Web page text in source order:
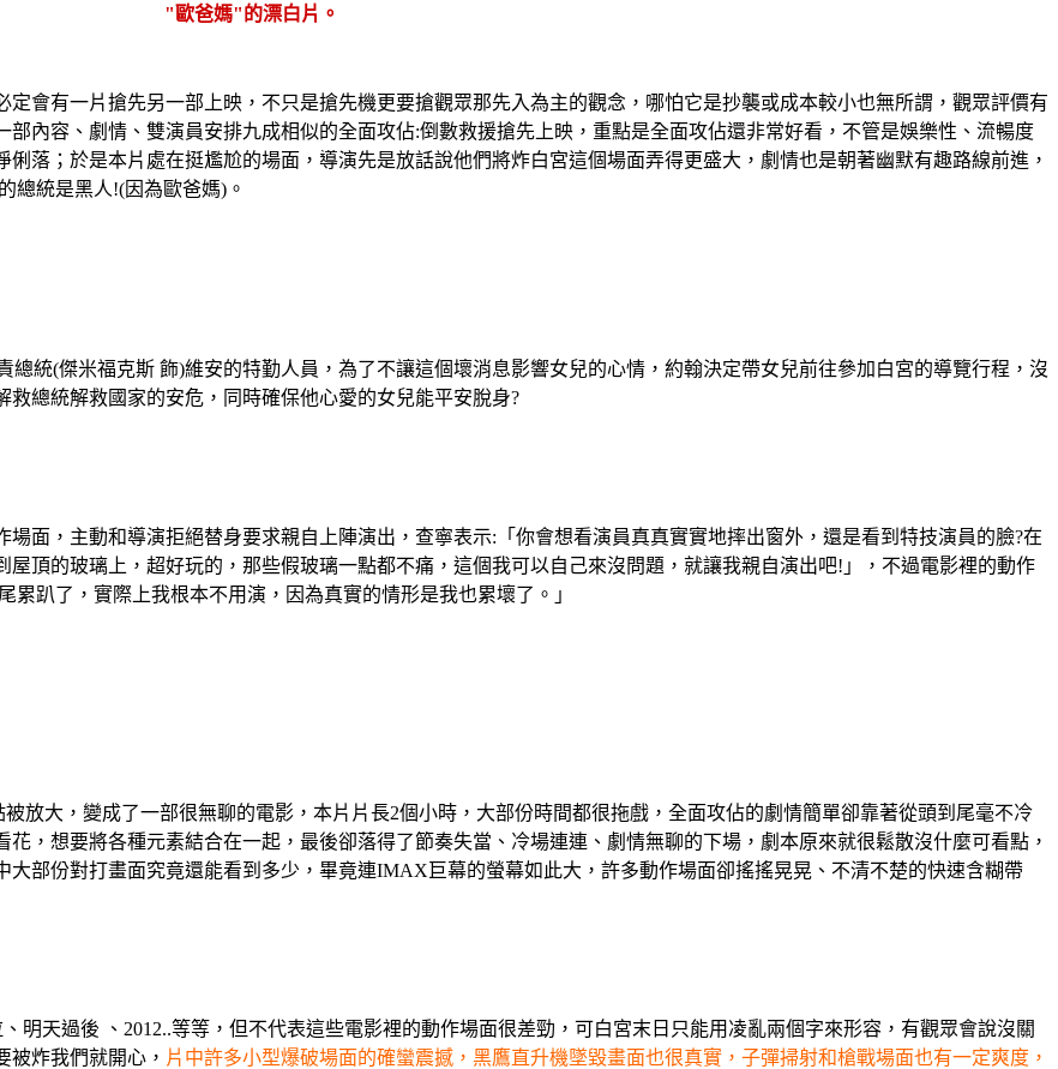
"歐爸媽"的漂白片。
會有一片搶先另一部上映，不只是搶先機更要搶觀眾那先入為主的觀念，哪怕它是抄襲或成本較小也無所謂，觀眾評價有
內容、劇情、雙演員安排九成相似的全面攻佔:倒數救援搶先上映，重點是全面攻佔還非常好看，不管是娛樂性、流暢度
落；於是本片處在挺尷尬的場面，導演先是放話說他們將炸白宮這個場面弄得更盛大，劇情也是朝著幽默有趣路線前進，
總統是黑人!(因為歐爸媽)。
統(傑米福克斯 飾)維安的特勤人員，為了不讓這個壞消息影響女兒的心情，約翰決定帶女兒前往參加白宮的導覽行程，沒
總統解救國家的安危，同時確保他心愛的女兒能平安脫身?
面，主動和導演拒絕替身要求親自上陣演出，查寧表示:「你會想看演員真真實實地摔出窗外，還是看到特技演員的臉?在
頂的玻璃上，超好玩的，那些假玻璃一點都不痛，這個我可以自己來沒問題，就讓我親自演出吧!」，不過電影裡的動作
趴了，實際上我根本不用演，因為真實的情形是我也累壞了。」
放大，變成了一部很無聊的電影，本片片長2個小時，大部份時間都很拖戲，全面攻佔的劇情簡單卻靠著從頭到尾毫不冷
，想要將各種元素結合在一起，最後卻落得了節奏失當、冷場連連、劇情無聊的下場，劇本原來就很鬆散沒什麼可看點，
部份對打畫面究竟還能看到多少，畢竟連IMAX巨幕的螢幕如此大，許多動作場面卻搖搖晃晃、不清不楚的快速含糊帶
明天過後 、2012..等等，但不代表這些電影裡的動作場面很差勁，可白宮末日只能用凌亂兩個字來形容，有觀眾會說沒關
炸我們就開心， 片中許多小型爆破場面的確蠻震撼，黑鷹直升機墜毀畫面也很真實，子彈掃射和槍戰場面也有一定爽度，